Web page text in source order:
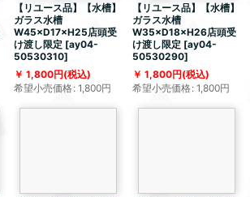
【リユース品】【水槽】
ガラス水槽
W45×D17×H25店頭受
け渡し限定 [ay04-
50530310]
1,800円(税込)
希望小売価格: 1,800円
【リユース品】【水槽】
ガラス水槽
W35×D18×H26店頭受
け渡し限定 [ay04-
50530290]
1,800円(税込)
希望小売価格: 1,800円